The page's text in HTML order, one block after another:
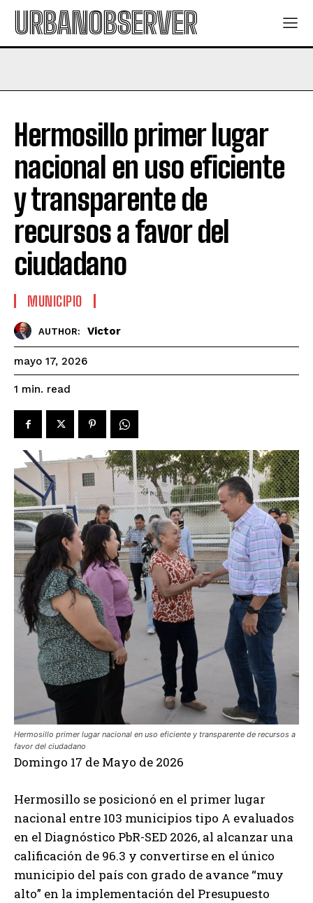
URBANOBSERVER
Hermosillo primer lugar
nacional en uso eficiente
y transparente de
recursos a favor del
ciudadano
MUNICIPIO
AUTHOR: Victor
mayo 17, 2026
1 min. read
Hermosillo primer lugar nacional en uso eficiente y transparente de recursos a
favor del ciudadano
Domingo 17 de Mayo de 2026
Hermosillo se posicionó en el primer lugar
nacional entre 103 municipios tipo A evaluados
en el Diagnóstico PbR-SED 2026, al alcanzar una
calificación de 96.3 y convertirse en el único
municipio del país con grado de avance “muy
alto” en la implementación del Presupuesto